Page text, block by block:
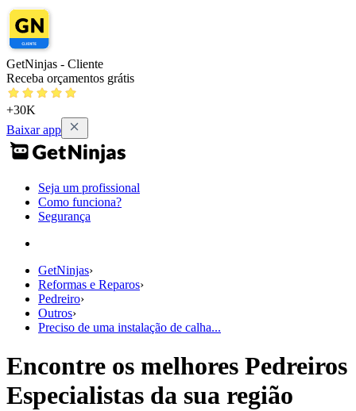
GetNinjas - Cliente
Receba orçamentos grátis
+30K
Baixar app
Seja um profissional
Como funciona?
Segurança
GetNinjas›
Reformas e Reparos›
Pedreiro›
Outros›
Preciso de uma instalação de calha...
Encontre os melhores Pedreiros
Especialistas da sua região